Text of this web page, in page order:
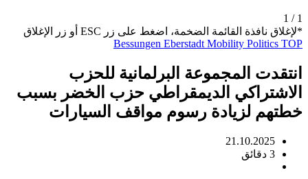
1
/
1
*لإغلاق نافذة القائمة الضخمة، اضغط على زر ESC أو زر الإغلاق
Bessungen Eberstadt Mobility Politics TOP
انتقدت المجموعة البرلمانية للحزب
الاشتراكي الديمقراطي حزب الخضر بسبب
خطتهم لزيادة رسوم مواقف السيارات
21.10.2025
3 دقائق